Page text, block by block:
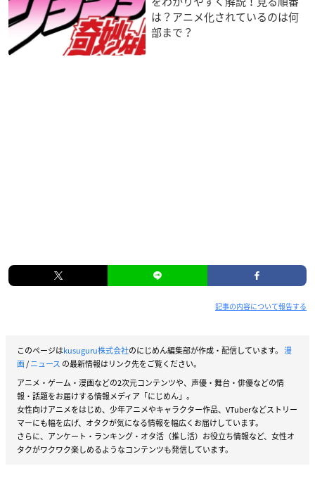
は？アニメ化されているのは何
部まで？
記事の内容について報告する
このページはkusuguru株式会社のにじめん編集部が作成・配信しています。 漫
画/ニュース の最新情報はリンク先をご覧ください。
アニメ・ゲーム・漫画などの2次元コンテンツや、声優・舞台・俳優などの情
報・話題をお届けする情報メディア「にじめん」。
女性向けアニメをはじめ、少年アニメやキャラクター作品、VTuberなどストリー
マーにも幅を広げ、オタクが気になる情報を幅広くお届けしています。
さらに、アンケート・ランキング・オタ活（推し活）お役立ち情報など、女性オ
タクがワクワク楽しめるようなコンテンツも発信しています。